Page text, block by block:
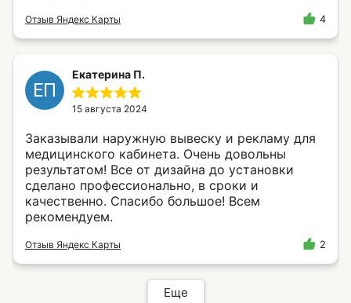
Отзыв Яндекс Карты 4
ЕП
Екатерина П.
15 августа 2024
Заказывали наружную вывеску и рекламу для
медицинского кабинета. Очень довольны
результатом! Все от дизайна до установки
сделано профессионально, в сроки и
качественно. Спасибо большое! Всем
рекомендуем.
Отзыв Яндекс Карты 2
Еще